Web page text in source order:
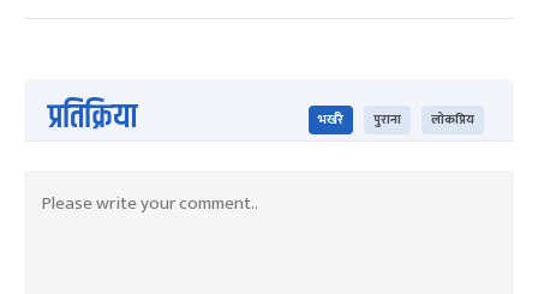
प्रतिक्रिया भर्खरै पुराना लोकप्रिय